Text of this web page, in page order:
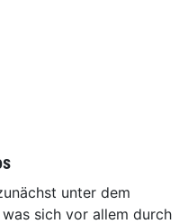
unter dem
sich vor allem durch